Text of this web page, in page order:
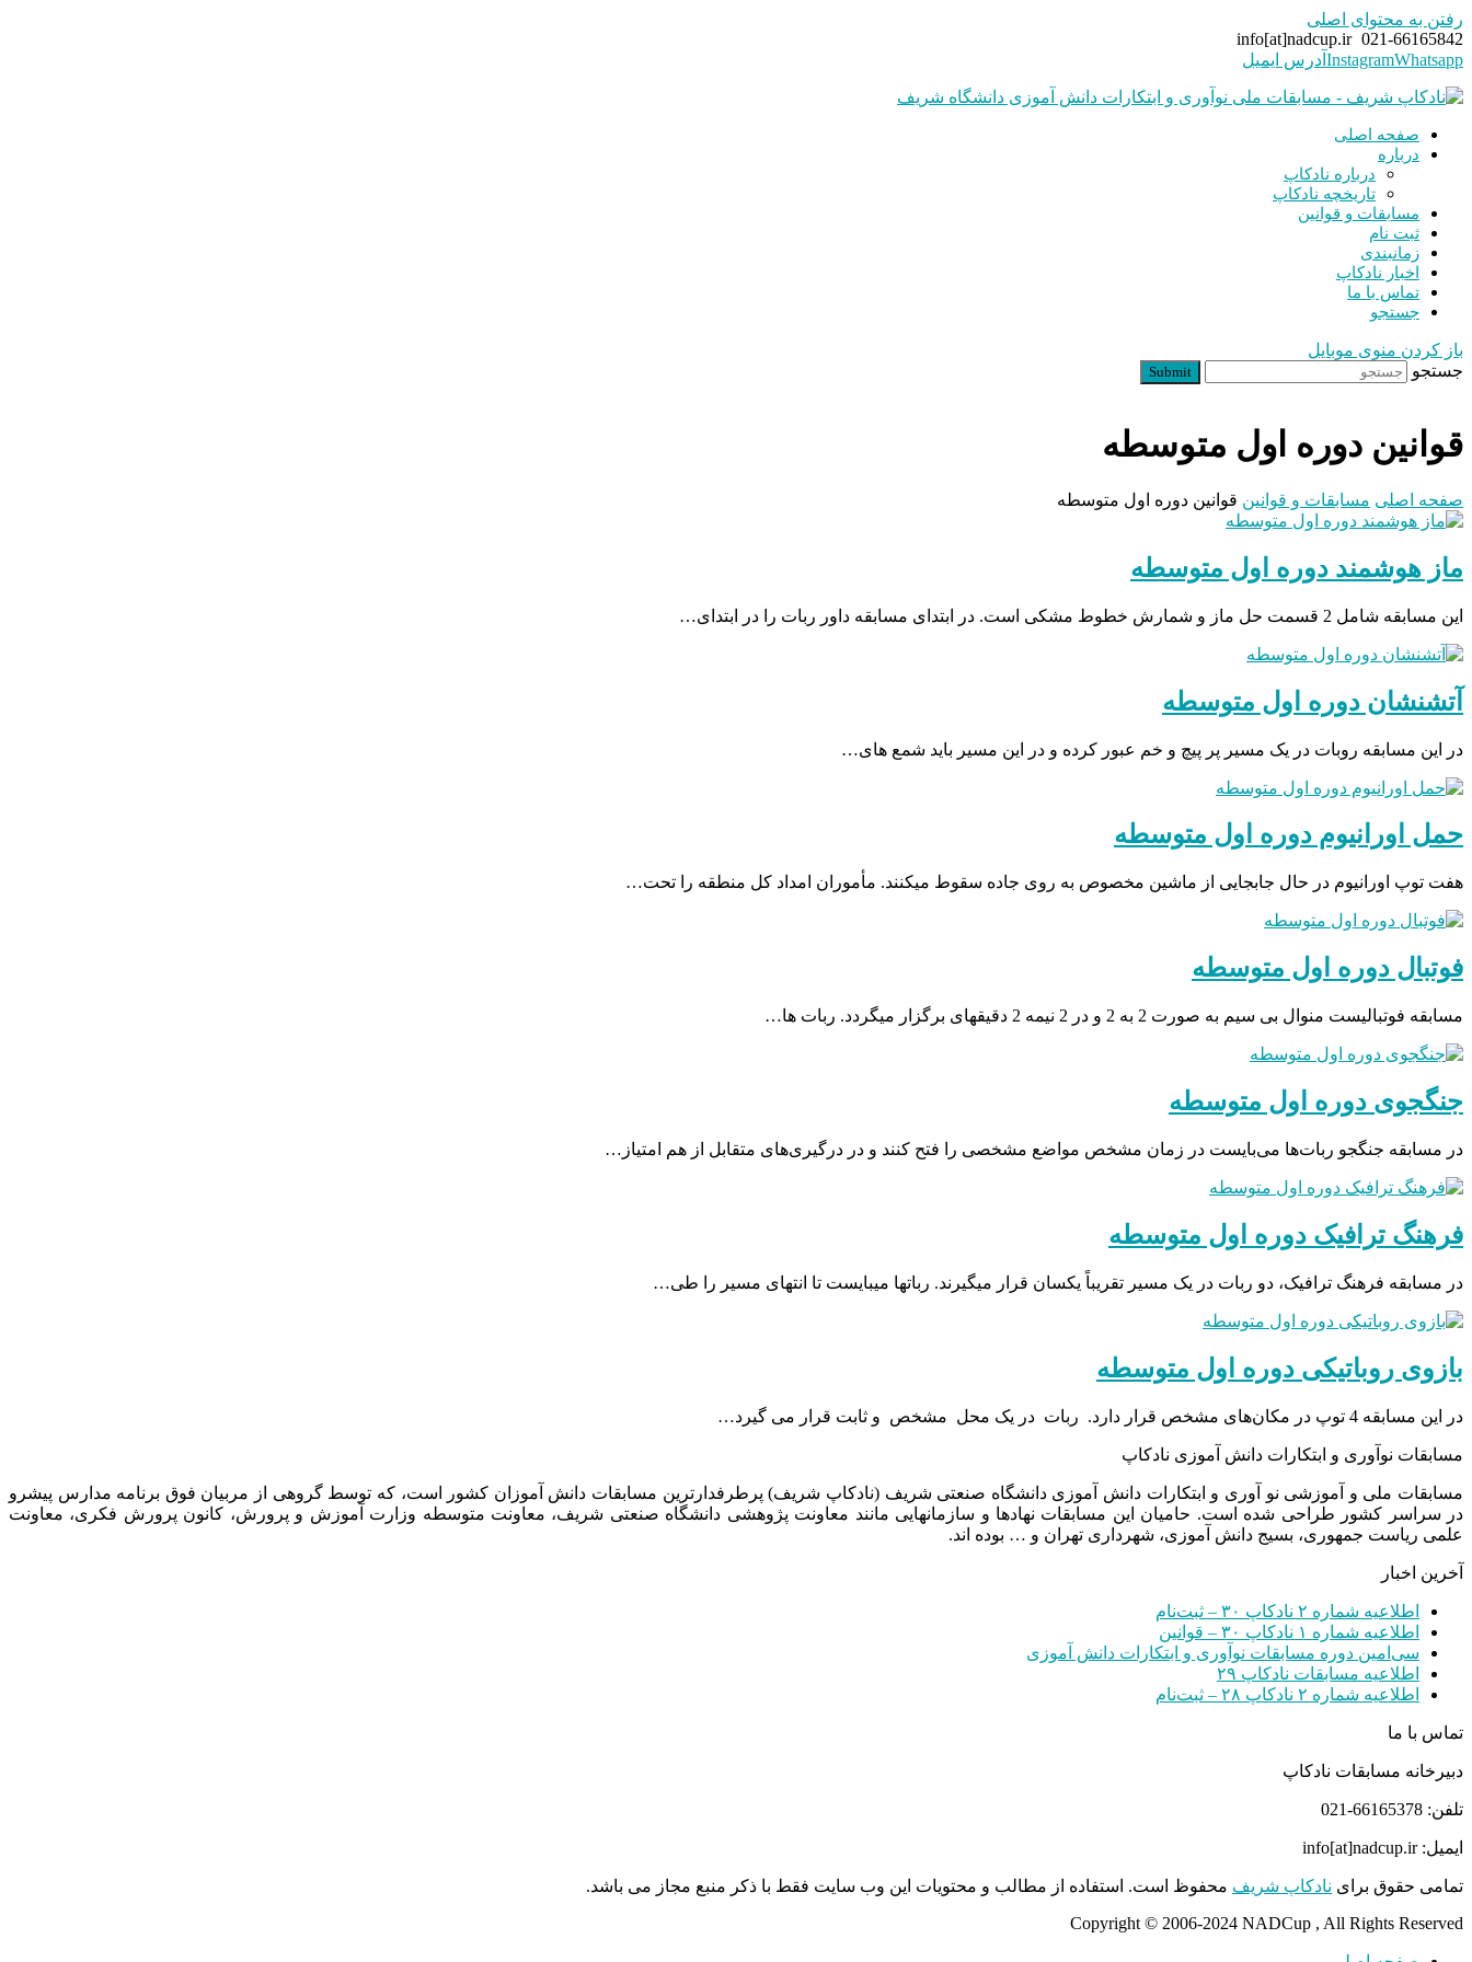
رفتن به محتوای اصلی
021-66165842
info[at]nadcup.ir
InstagramWhatsapp آدرس ایمیل
صفحه اصلی
درباره
درباره نادکاپ
تاریخچه نادکاپ
مسابقات و قوانین
ثبت نام
زمانبندی
اخبار نادکاپ
تماس با ما
جستجو
باز کردن منوی موبایل
جستجو
Submit
قوانین دوره اول متوسطه
صفحه اصلی مسابقات و قوانین قوانین دوره اول متوسطه
ماز هوشمند دوره اول متوسطه
این مسابقه شامل 2 قسمت حل ماز و شمارش خطوط مشکی است. در ابتدای مسابقه داور ربات را در ابتدای…
آتشنشان دوره اول متوسطه
در این مسابقه روبات در یک مسیر پر پیچ و خم عبور کرده و در این مسیر باید شمع های…
حمل اورانیوم دوره اول متوسطه
هفت توپ اورانیوم در حال جابجایی از ماشین مخصوص به روی جاده سقوط میکنند. مأموران امداد کل منطقه را تحت…
فوتبال دوره اول متوسطه
مسابقه فوتبالیست منوال بی سیم به صورت 2 به 2 و در 2 نیمه 2 دقیقهای برگزار میگردد. ربات ها…
جنگجوی دوره اول متوسطه
در مسابقه جنگجو ربات‌ها می‌بایست در زمان مشخص مواضع مشخصی را فتح کنند و در درگیری‌های متقابل از هم امتیاز…
فرهنگ ترافیک دوره اول متوسطه
در مسابقه فرهنگ ترافیک، دو ربات در یک مسیر تقریباً یکسان قرار میگیرند. رباتها میبایست تا انتهای مسیر را طی…
بازوی روباتیکی دوره اول متوسطه
در این مسابقه 4 توپ در مکان‌های مشخص قرار دارد. ربات در یک محل مشخص و ثابت قرار می گیرد…
مسابقات نوآوری و ابتکارات دانش آموزی نادکاپ
مسابقات ملی و آموزشی نو آوری و ابتکارات دانش آموزی دانشگاه صنعتی شریف (نادکاپ شریف) پرطرفدارترین مسابقات دانش آموزان کشور است، که توسط گروهی از مربیان فوق برنامه مدارس پیشرو
در سراسر کشور طراحی شده است. حامیان این مسابقات نهادها و سازمانهایی مانند معاونت پژوهشی دانشگاه صنعتی شریف، معاونت متوسطه وزارت آموزش و پرورش، کانون پرورش فکری، معاونت
علمی ریاست جمهوری، بسیج دانش آموزی، شهرداری تهران و … بوده اند.
آخرین اخبار
اطلاعیه شماره ۲ نادکاپ ۳۰ – ثبت‌نام
اطلاعیه شماره ۱ نادکاپ ۳۰ – قوانین
سی‌امین دوره مسابقات نوآوری و ابتکارات دانش آموزی
اطلاعیه مسابقات نادکاپ ۲۹
اطلاعیه شماره ۲ نادکاپ ۲۸ – ثبت‌نام
تماس با ما
دبیرخانه مسابقات نادکاپ
تلفن: 66165378-021
ایمیل: info[at]nadcup.ir
تمامی حقوق برای نادکاپ شریف محفوظ است. استفاده از مطالب و محتویات این وب سایت فقط با ذکر منبع مجاز می باشد.
Copyright © 2006-2024 NADCup , All Rights Reserved